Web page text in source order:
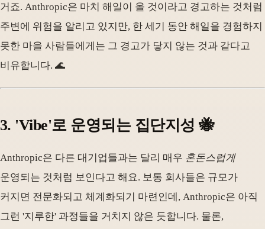
거죠. Anthropic은 마치 해일이 올 것이라고 경고하는 것처럼
주변에 위험을 알리고 있지만, 한 세기 동안 해일을 경험하지
못한 마을 사람들에게는 그 경고가 닿지 않는 것과 같다고
비유합니다. 🌊
3. 'Vibe'로 운영되는 집단지성 🐝
Anthropic은 다른 대기업들과는 달리 매우 혼돈스럽게
운영되는 것처럼 보인다고 해요. 보통 회사들은 규모가
커지면 전문화되고 체계화되기 마련인데, Anthropic은 아직
그런 '지루한' 과정들을 거치지 않은 듯합니다. 물론,